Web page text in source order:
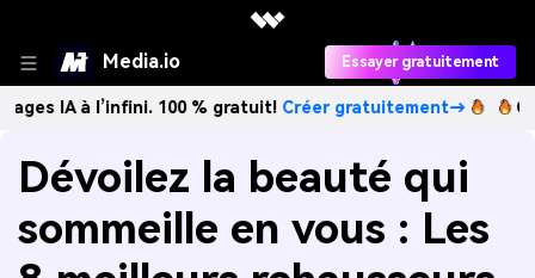
Media.io Essayer gratuitement
l’infini. 100 % gratuit!Créer gratuitement→ Créez des
Dévoilez la beauté qui
sommeille en vous : Les